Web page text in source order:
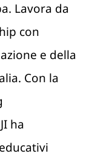
Lavora da
con
e della
Con la
ha